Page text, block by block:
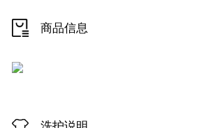
商品信息